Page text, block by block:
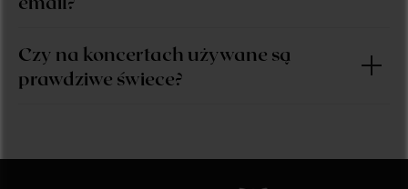
Czy na koncertach używane są
prawdziwe świece?